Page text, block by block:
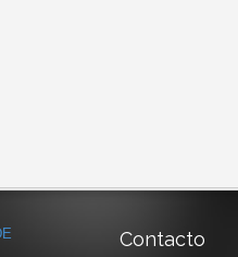
Contacto